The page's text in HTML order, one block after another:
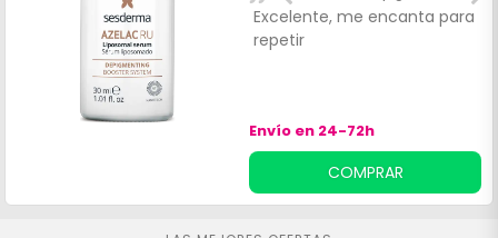
Excelente, me encanta para
repetir
Envío en 24-72h
COMPRAR